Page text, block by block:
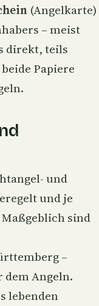
(Angelkarte)
– meist
direkt, teils
Papiere
und
und je
sind
–
dem Angeln.
lebenden